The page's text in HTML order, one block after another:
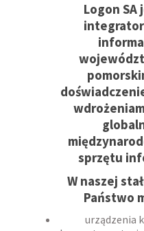
Logon
sprzętu
W naszej
Państwo
urządzenia